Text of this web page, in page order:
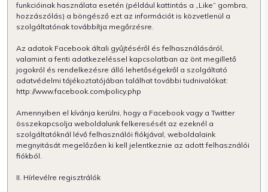
funkcióinak használata esetén (például kattintás a „Like” gombra,
hozzászólás) a böngésző ezt az információt is közvetlenül a
szolgáltatónak továbbítja megőrzésre.
Az adatok Facebook általi gyűjtéséről és felhasználásáról,
valamint a fenti adatkezeléssel kapcsolatban az önt megillető
jogokról és rendelkezésre álló lehetőségekről a szolgáltató
adatvédelmi tájékoztatójában találhat további tudnivalókat:
http://www.facebook.com/policy.php
Amennyiben el kívánja kerülni, hogy a Facebook vagy a Twitter
összekapcsolja weboldalunk felkeresését az ezeknél a
szolgáltatóknál lévő felhasználói fiókjával, weboldalaink
megnyitását megelőzően ki kell jelentkeznie az adott felhasználói
fiókból.
II. Hírlevélre regisztrálók